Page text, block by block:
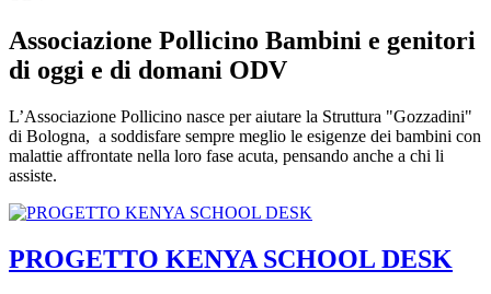
Associazione Pollicino Bambini e genitori
di oggi e di domani ODV
L’Associazione Pollicino nasce per aiutare la Struttura "Gozzadini"
di Bologna, a soddisfare sempre meglio le esigenze dei bambini con
malattie affrontate nella loro fase acuta, pensando anche a chi li
assiste.
PROGETTO KENYA SCHOOL DESK